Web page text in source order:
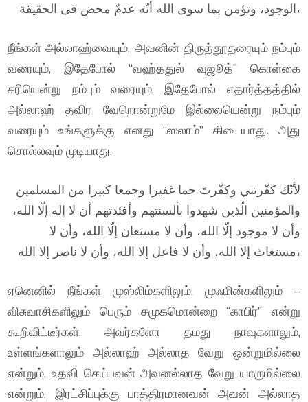
الوجود، وتؤمن بما سوى الله أنّه عدمٌ محض فى الحقيقة،
நீங்கள் அல்லாஹ்வையும், அவனின் திருத்தூதரையும் நம்பும்
வரையும், இதேபோல் “வஹ்ததுல் வுஜூத்” கொள்கை
சரியென்று நம்பும் வரையும், இதேபோல் எதார்த்தத்தில்
அல்லாஹ் தவிர வேறொன்றுமே இல்லையென்று நம்பும்
வரையும் உங்களுக்கு எனது “ஸலாம்” கிடையாது. அது
சொல்லவும் முடியாது.
لأنّك كفّرتني وكفّرتَ جما غفيرا وجمعا كبيرا من المسلمين
والمؤمنين الّذين شهدوا بألسنتهم وأفئدتهم أن لا إله إلّا الله،
وأن لا موجود إلّا الله، وأن لا مستعان إلّا الله، وأن لا
مستغاث إلا الله، وأن لا فاعل إلا الله، وأن لا ناصر إلا الله،
ஏனெனில் நீங்கள் முஸ்லிம்களிலும், முஃமின்களிலும் –
விசுவாசிகளிலும் பெரும் சமுகமொன்றை “காபிர்” என்று
கூறிவிட்டீர்கள். அவர்களோ தமது நாவுகளாலும்,
உள்ளங்களாலும் அல்லாஹ் அல்லாத வேறு ஒன்றுமில்லை
என்றும், உதவி செய்பவன் அவனல்லாத வேறு யாருமில்லை
என்றும், இரட்சிப்புக்கு பாத்திரமானவன் அவன் அல்லாத